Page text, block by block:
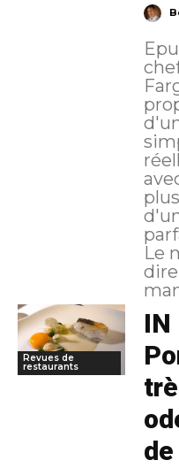
Le
Revues de
restaurants
IN